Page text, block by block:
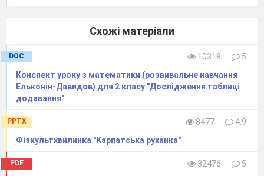
Схожі матеріали
DOC 10318
5
Конспект уроку з математики (розвивальне навчання
Ельконін-Давидов) для 2 класу "Дослідження таблиці
додавання"
PPTX 8477
4.9
Фізкультхвилинка "Карпатська руханка"
PDF 32476
5